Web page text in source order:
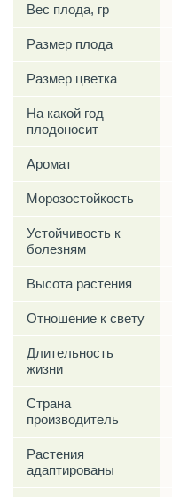
Вес плода, гр
Размер плода
Размер цветка
На какой год
плодоносит
Аромат
Морозостойкость
Устойчивость к
болезням
Высота растения
Отношение к свету
Длительность
жизни
Страна
производитель
Растения
адаптированы